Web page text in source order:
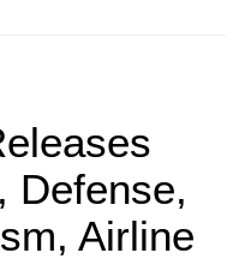
Defense,
Airline